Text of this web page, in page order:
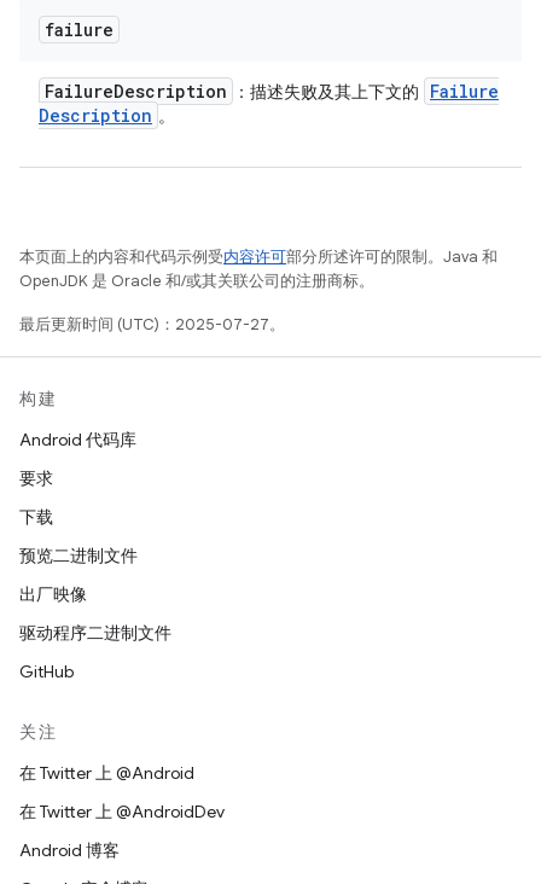
failure
FailureDescription ：描述失败及其上下文的
Failure
Description 。
本页面上的内容和代码示例受内容许可部分所述许可的限制。Java 和
OpenJDK 是 Oracle 和/或其关联公司的注册商标。
最后更新时间 (UTC)：2025-07-27。
构建
Android 代码库
要求
下载
预览二进制文件
出厂映像
驱动程序二进制文件
GitHub
关注
在 Twitter 上 @Android
在 Twitter 上 @AndroidDev
Android 博客